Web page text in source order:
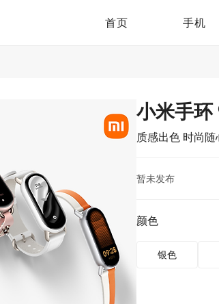
首页 手机
小米手环
质感出色 时尚随
暂未发布
颜色
银色